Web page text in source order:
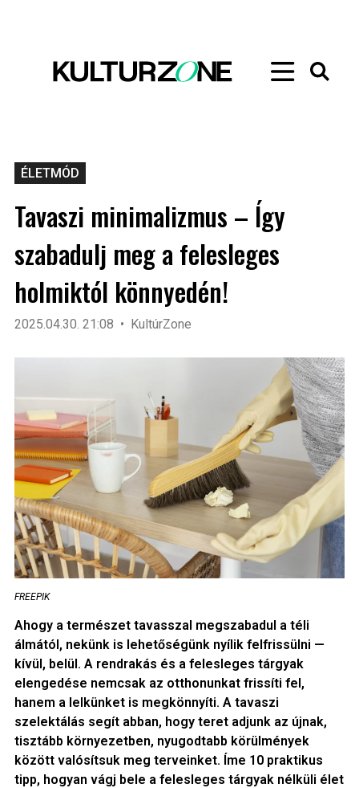
ÉLETMÓD
Tavaszi minimalizmus – Így
szabadulj meg a felesleges
holmiktól könnyedén!
2025.04.30. 21:08 KultúrZone
FREEPIK
Ahogy a természet tavasszal megszabadul a téli
álmától, nekünk is lehetőségünk nyílik felfrissülni —
kívül, belül. A rendrakás és a felesleges tárgyak
elengedése nemcsak az otthonunkat frissíti fel,
hanem a lelkünket is megkönnyíti. A tavaszi
szelektálás segít abban, hogy teret adjunk az újnak,
tisztább környezetben, nyugodtabb körülmények
között valósítsuk meg terveinket. Íme 10 praktikus
tipp, hogyan vágj bele a felesleges tárgyak nélküli élet